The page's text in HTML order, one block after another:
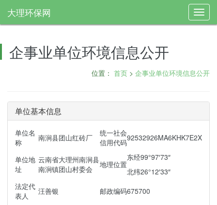
大理环保网
企事业单位环境信息公开
位置： 首页 > 企事业单位环境信息公开
单位基本信息
单位名
称
南涧县团山红砖厂
统一社会
信用代码92532926MA6KHK7E2X
单位地
址
云南省大理州南涧县
南涧镇团山村委会
地理位置
东经99°97′73″
北纬26°12′33″
法定代
表人
汪善银 邮政编码675700